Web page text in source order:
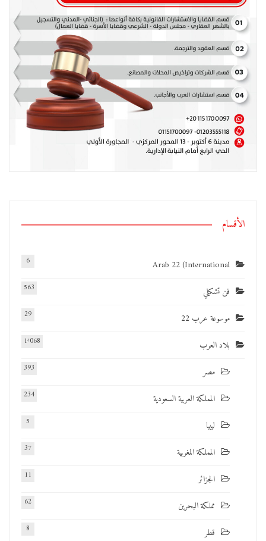
الأقسام
Arab 22 (International
6
فن تشكيلي 563
موسوعة عرب 22 29
بلاد العرب 1٬068
مصر 393
المملكة العربية السعودية 234
ليبيا 5
المملكة المغربية 37
الجزائر 11
مملكة البحرين 62
قطر 8